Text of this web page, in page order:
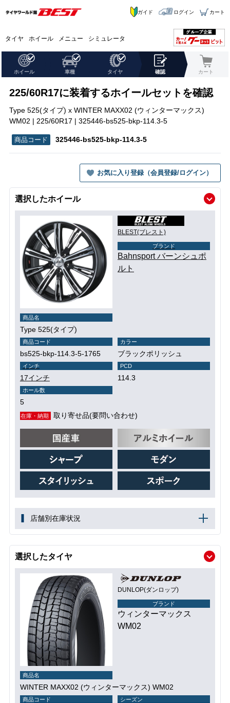
タイヤ ホイール メニュー シミュレータ
ガイド ログイン カート
ホイール 車種 タイヤ 確認 カート
225/60R17に装着するホイールセットを確認
Type 525(タイプ) x WINTER MAXX02 (ウィンターマックス)
WM02 | 225/60R17 | 325446-bs525-bkp-114.3-5
325446-bs525-bkp-114.3-5
お気に入り登録（会員登録/ログイン）
選択したホイール
BLEST(ブレスト)
ブランド
Bahnsport バーンシュポ
ルト
商品名
Type 525(タイプ)
商品コード
bs525-bkp-114.3-5-1765
カラー
ブラックポリッシュ
インチ
17インチ
PCD
114.3
ホール数
5
在庫・納期 取り寄せ品(要問い合わせ)
店舗別在庫状況
選択したタイヤ
DUNLOP(ダンロップ)
ブランド
ウィンターマックス
WM02
商品名
WINTER MAXX02 (ウィンターマックス) WM02
商品コード シーズン